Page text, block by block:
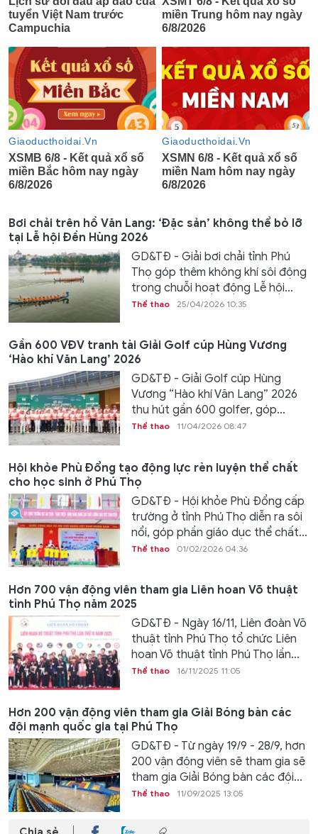
Bơi chải trên hồ Văn Lang: ‘Đặc sản’ không thể bỏ lỡ
tại Lễ hội Đền Hùng 2026
GD&TĐ - Giải bơi chải tỉnh Phú
Thọ góp thêm không khí sôi động
trong chuỗi hoạt động Lễ hội...
Thể thao 25/04/2026 10:35
Gần 600 VĐV tranh tài Giải Golf cúp Hùng Vương
‘Hào khí Văn Lang’ 2026
GD&TĐ - Giải Golf cúp Hùng
Vương “Hào khí Văn Lang” 2026
thu hút gần 600 golfer, góp...
Thể thao 11/04/2026 08:47
Hội khỏe Phù Đổng tạo động lực rèn luyện thể chất
cho học sinh ở Phú Thọ
GD&TĐ - Hội khỏe Phù Đổng cấp
trường ở tỉnh Phú Thọ diễn ra sôi
nổi, góp phần giáo dục thể chất...
Thể thao 01/02/2026 04:36
Hơn 700 vận động viên tham gia Liên hoan Võ thuật
tỉnh Phú Thọ năm 2025
GD&TĐ - Ngày 16/11, Liên đoàn Võ
thuật tỉnh Phú Thọ tổ chức Liên
hoan Võ thuật tỉnh Phú Thọ lần...
Thể thao 16/11/2025 11:05
Hơn 200 vận động viên tham gia Giải Bóng bàn các
đội mạnh quốc gia tại Phú Thọ
GD&TĐ - Từ ngày 19/9 - 28/9, hơn
200 vận động viên sẽ tham gia sẽ
tham gia Giải Bóng bàn các đội...
Thể thao 11/09/2025 13:05